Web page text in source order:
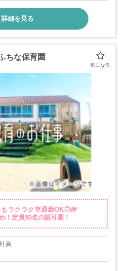
詳細を見る
ちな保育園
ラクラク車通勤OK◎産
！定員90名の認可園！
員